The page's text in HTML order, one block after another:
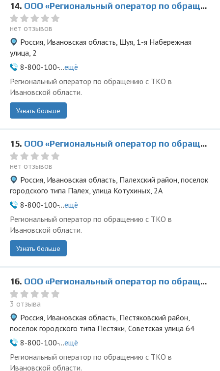
14. ООО «Региональный оператор по обращению с ТКО» в Шуе
нет отзывов
Россия, Ивановская область, Шуя, 1-я Набережная
улица, 2
8-800-100-...ещё
Региональный оператор по обращению с ТКО в
Ивановской области.
Узнать больше
15. ООО «Региональный оператор по обращению с ТКО» в Палехе
нет отзывов
Россия, Ивановская область, Палехский район, поселок
городского типа Палех, улица Котухиных, 2А
8-800-100-...ещё
Региональный оператор по обращению с ТКО в
Ивановской области.
Узнать больше
16. ООО «Региональный оператор по обращению с ТКО» в Пестяках
3 отзыва
Россия, Ивановская область, Пестяковский район,
поселок городского типа Пестяки, Советская улица 64
8-800-100-...ещё
Региональный оператор по обращению с ТКО в
Ивановской области.